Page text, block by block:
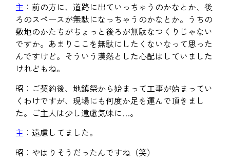
主 ：前の方に、道路に出ていっちゃうのかなとか、後
ろのスペースが無駄になっちゃうのかなとか。うちの
敷地のかたちがちょっと後ろが無駄なつくりじゃない
ですか。あまりここを無駄にしたくないなって思った
んですけど。そういう漠然とした心配はしていました
けれどもね。
昭：ご契約後、地鎮祭から始まって工事が始まってい
くわけですが、現場にも何度か足を運んで頂きまし
た。ご主人は少し遠慮気味に…。
主 ：遠慮してました。
昭：やはりそうだったんですね（笑）